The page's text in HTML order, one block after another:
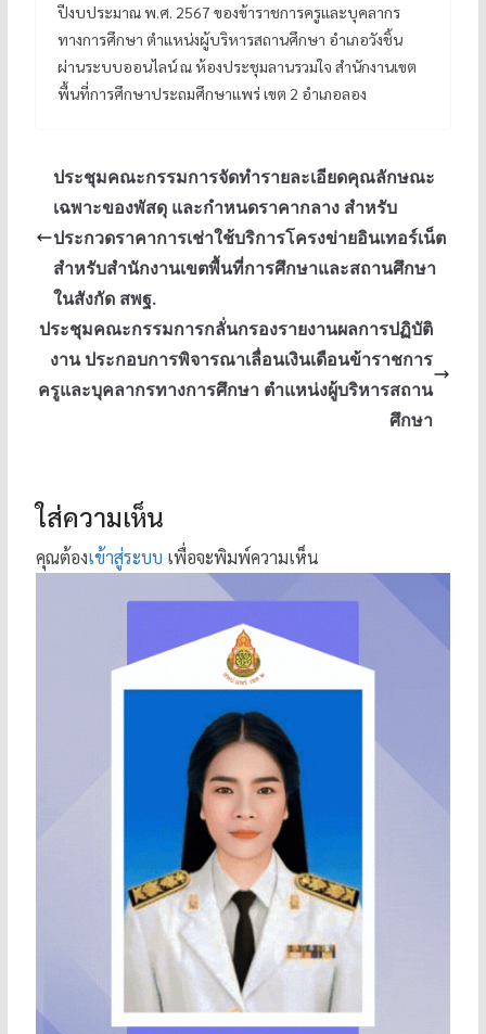
ปีงบประมาณ พ.ศ. 2567 ของข้าราชการครูและบุคลากร
ทางการศึกษา ตำแหน่งผู้บริหารสถานศึกษา อำเภอวังชิ้น
ผ่านระบบออนไลน์ ณ ห้องประชุมลานรวมใจ สำนักงานเขต
พื้นที่การศึกษาประถมศึกษาแพร่ เขต 2 อำเภอลอง
ประชุมคณะกรรมการจัดทำรายละเอียดคุณลักษณะ
เฉพาะของพัสดุ และกำหนดราคากลาง สำหรับ
ประกวดราคาการเช่าใช้บริการโครงข่ายอินเทอร์เน็ต
สำหรับสำนักงานเขตพื้นที่การศึกษาและสถานศึกษา
ในสังกัด สพฐ.
ประชุมคณะกรรมการกลั่นกรองรายงานผลการปฏิบัติ
งาน ประกอบการพิจารณาเลื่อนเงินเดือนข้าราชการ
ครูและบุคลากรทางการศึกษา ตำแหน่งผู้บริหารสถาน
ศึกษา
ใส่ความเห็น
คุณต้องเข้าสู่ระบบ เพื่อจะพิมพ์ความเห็น